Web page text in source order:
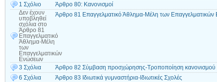
1 Σχόλιο
Άρθρο 80: Κανονισμοί
Δεν έχουν
υποβληθεί
σχόλια στο
Άρθρο 81
Επαγγελματικό
Άθλημα-Μέλη
των
Επαγγελματικών
Ενώσεων
Άρθρο 81 Επαγγελματικό Άθλημα-Μέλη των
3 Σχόλια
Άρθρο 82 Σύμβαση προσχώρησης-Τροποποίηση κανονισμού
6 Σχόλια
Άρθρο 83 Ιδιωτικά γυμναστήρια-Ιδιωτικές Σχολές